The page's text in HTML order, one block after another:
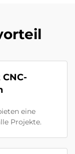
eine
Projekte.